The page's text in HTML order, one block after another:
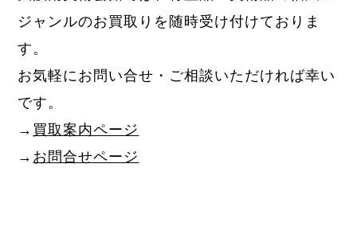
ジャンルのお買取りを随時受け付けておりま
す。
お気軽にお問い合せ・ご相談いただければ幸い
です。
→ 買取案内ページ
→ お問合せページ